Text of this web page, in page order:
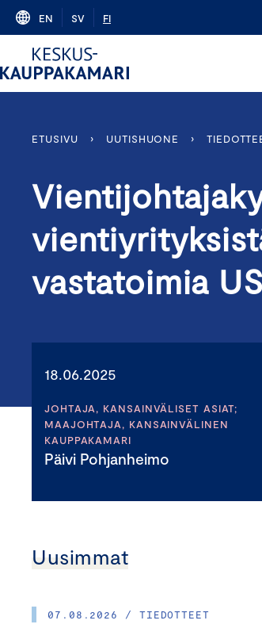
Skip
content
EN SV FI
ETUSIVU › UUTISHUONE ›
vastatoimia
18.06.2025
JOHTAJA, KANSAINVÄLISET ASIAT;
MAAJOHTAJA, KANSAINVÄLINEN
KAUPPAKAMARI
Päivi Pohjanheimo
Uusimmat
07.08.2026 / TIEDOTTEET